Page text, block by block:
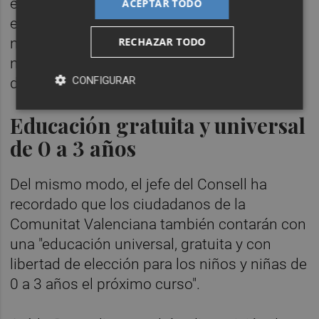
el cumplimento de los derechos a la
escolarización del alumnado con
necesidades educativas especiales y
necesidades de compensación de
desigualdades.
Educación gratuita y universal
de 0 a 3 años
Del mismo modo, el jefe del Consell ha
recordado que los ciudadanos de la
Comunitat Valenciana también contarán con
una "educación universal, gratuita y con
libertad de elección para los niños y niñas de
0 a 3 años el próximo curso".
ACEPTAR TODO
RECHAZAR TODO
CONFIGURAR